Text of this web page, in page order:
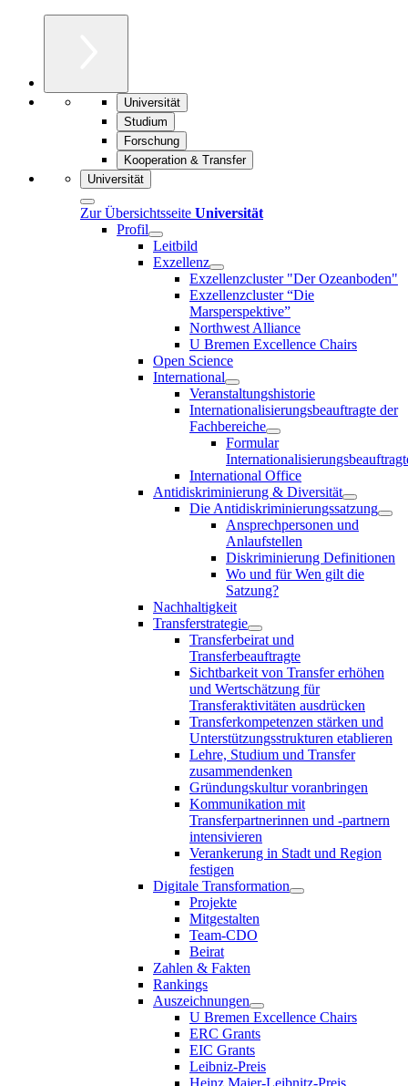
Universität
Studium
Forschung
Kooperation & Transfer
Universität
Zur Übersichtsseite Universität
Profil
Leitbild
Exzellenz
Exzellenzcluster "Der Ozeanboden"
Exzellenzcluster “Die
Marsperspektive”
Northwest Alliance
U Bremen Excellence Chairs
Open Science
International
Veranstaltungshistorie
Internationalisierungsbeauftragte der
Fachbereiche
Formular
International Office
Antidiskriminierung & Diversität
Die Antidiskriminierungssatzung
Ansprechpersonen und
Anlaufstellen
Diskriminierung Definitionen
Wo und für Wen gilt die
Satzung?
Nachhaltigkeit
Transferstrategie
Transferbeirat und
Transferbeauftragte
Sichtbarkeit von Transfer erhöhen
und Wertschätzung für
Transferaktivitäten ausdrücken
Transferkompetenzen stärken und
Unterstützungsstrukturen etablieren
Lehre, Studium und Transfer
zusammendenken
Gründungskultur voranbringen
Kommunikation mit
Transferpartnerinnen und -partnern
intensivieren
Verankerung in Stadt und Region
festigen
Digitale Transformation
Projekte
Mitgestalten
Team-CDO
Beirat
Zahlen & Fakten
Rankings
Auszeichnungen
U Bremen Excellence Chairs
ERC Grants
EIC Grants
Leibniz-Preis
Heinz Maier-Leibnitz-Preis